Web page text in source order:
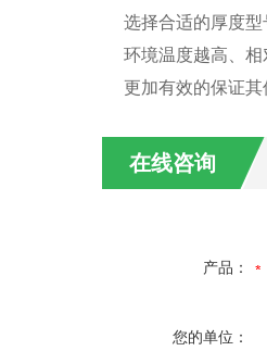
选择合适的厚度
环境温度越高、
更加有效的保证其
在线咨询
产品：
您的单位：